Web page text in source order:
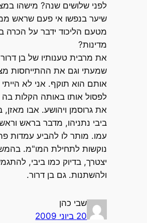
לפני שלושים שנה? מישהו במצודת
שיער בנפשו אי פעם שראש ממשלה
מטעם הליכוד ידבר על הכרה
מדינות?
את מרבית טענותיו של בן דרור
שמעתי וגם את ההתייחסות מצד
אותם הוא תוקף. אני לא הייתי מעז
לפסול אותו באותה הקלות בה הוא
את גרוסמן ויהושע. אבו מאזן, בדיוק
ביבי נתניהו, מדבר בראש וראשונה
עמו. מותר לו להביע עמדות פתיחה
נוקשות לתחילת המו"מ. בהמשך
יצטרך, בדיוק כמו ביבי, להתגמש
ולהשתנות. גם בן דרור.
שבי כהן
20 ביוני 2009